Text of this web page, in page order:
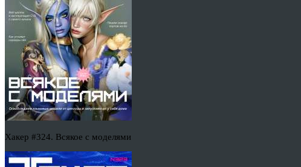
Хакер #324. Всякое с моделями